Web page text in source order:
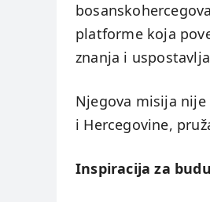
platforme koja
znanja i
Njegova misija
i Hercegovine,
Inspiracija za